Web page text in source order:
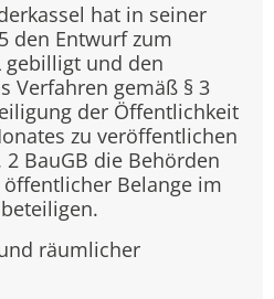
hat in seiner
den Entwurf zum
gebilligt und den
Verfahren gemäß § 3
der Öffentlichkeit
zu veröffentlichen
BauGB die Behörden
Belange im
räumlicher